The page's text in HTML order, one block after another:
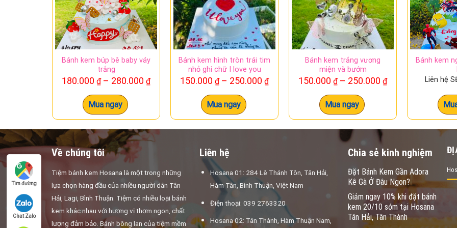
Bánh kem búp bê baby váy
trắng
180.000 ₫ – 280.000 ₫Khoảng
đến
Mua ngay
Bánh kem hình tròn trái tim
nhỏ ghi chữ I love you
150.000 ₫ – 250.000 ₫Khoảng
đến
Mua ngay
Bánh kem trắng vương
miện và bướm
150.000 ₫ – 250.000 ₫Khoảng
đến
Mua ngay
Bánh kem
Liên hệ
Về chúng tôi
Tiệm bánh kem Hosana là một trong những
lựa chọn hàng đầu của nhiều người dân Tân
Hải, Lagi, Bình Thuận. Tiệm có nhiều loại bánh
kem khác nhau với hương vị thơm ngon, chất
lượng đảm bảo. Bánh bông lan của tiệm mềm
Liên hệ
Hosana 01: 284 Lê Thánh Tôn, Tân Hải,
Hàm Tân, Bình Thuận, Việt Nam
Điện thoại: 039 2763320
Hosana 02: Tân Thành, Hàm Thuận Nam,
Chia sẻ kinh nghiệm
Đặt Bánh Kem Gần Adora
Kê Gà Ở Đâu Ngon?
Giảm ngay 10% khi đặt bánh
kem 20/10 sớm tại Hosana
Tân Hải, Tân Thành
Tìm đường
Chat Zalo